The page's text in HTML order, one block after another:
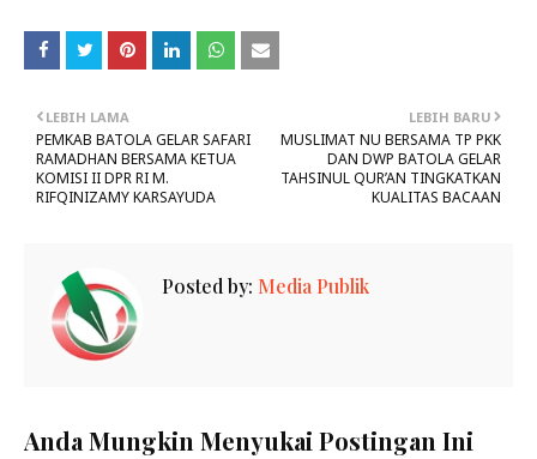
LEBIH BARU
MUSLIMAT NU BERSAMA TP PKK
DAN DWP BATOLA GELAR
TAHSINUL QUR’AN TINGKATKAN
KUALITAS BACAAN
LEBIH LAMA
PEMKAB BATOLA GELAR SAFARI
RAMADHAN BERSAMA KETUA
KOMISI II DPR RI M.
RIFQINIZAMY KARSAYUDA
Posted by: Media Publik
Anda Mungkin Menyukai Postingan Ini